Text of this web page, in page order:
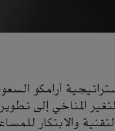
أرامكو
المناخي إلى
والابتكار